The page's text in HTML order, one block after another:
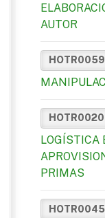
AUTOR
HOTR0020
LOGÍSTICA
PRIMAS